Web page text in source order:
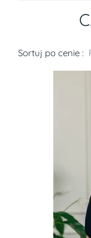
Sortuj po cenie :